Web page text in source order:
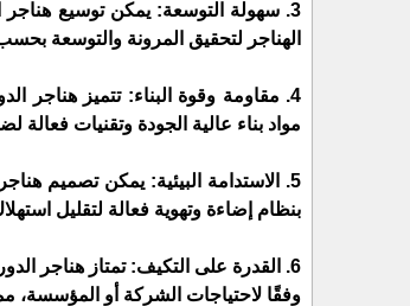
3. سهولة التوسعة: يمكن توسيع
الهناجر لتحقيق المرونة والتوسعة
4. مقاومة وقوة البناء: تتميز هناجر
مواد بناء عالية الجودة وتقنيات
5. الاستدامة البيئية: يمكن تصميم
بنظام إضاءة وتهوية فعالة لتقليل
6. القدرة على التكيف: تمتاز هناجر
وفقًا لاحتياجات الشركة أو المؤسسة،